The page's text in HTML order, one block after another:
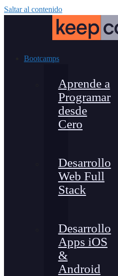
Saltar al contenido
Bootcamps
Aprende a
Programar
desde
Cero
Desarrollo
Web Full
Stack
Desarrollo
Apps iOS
&
Android